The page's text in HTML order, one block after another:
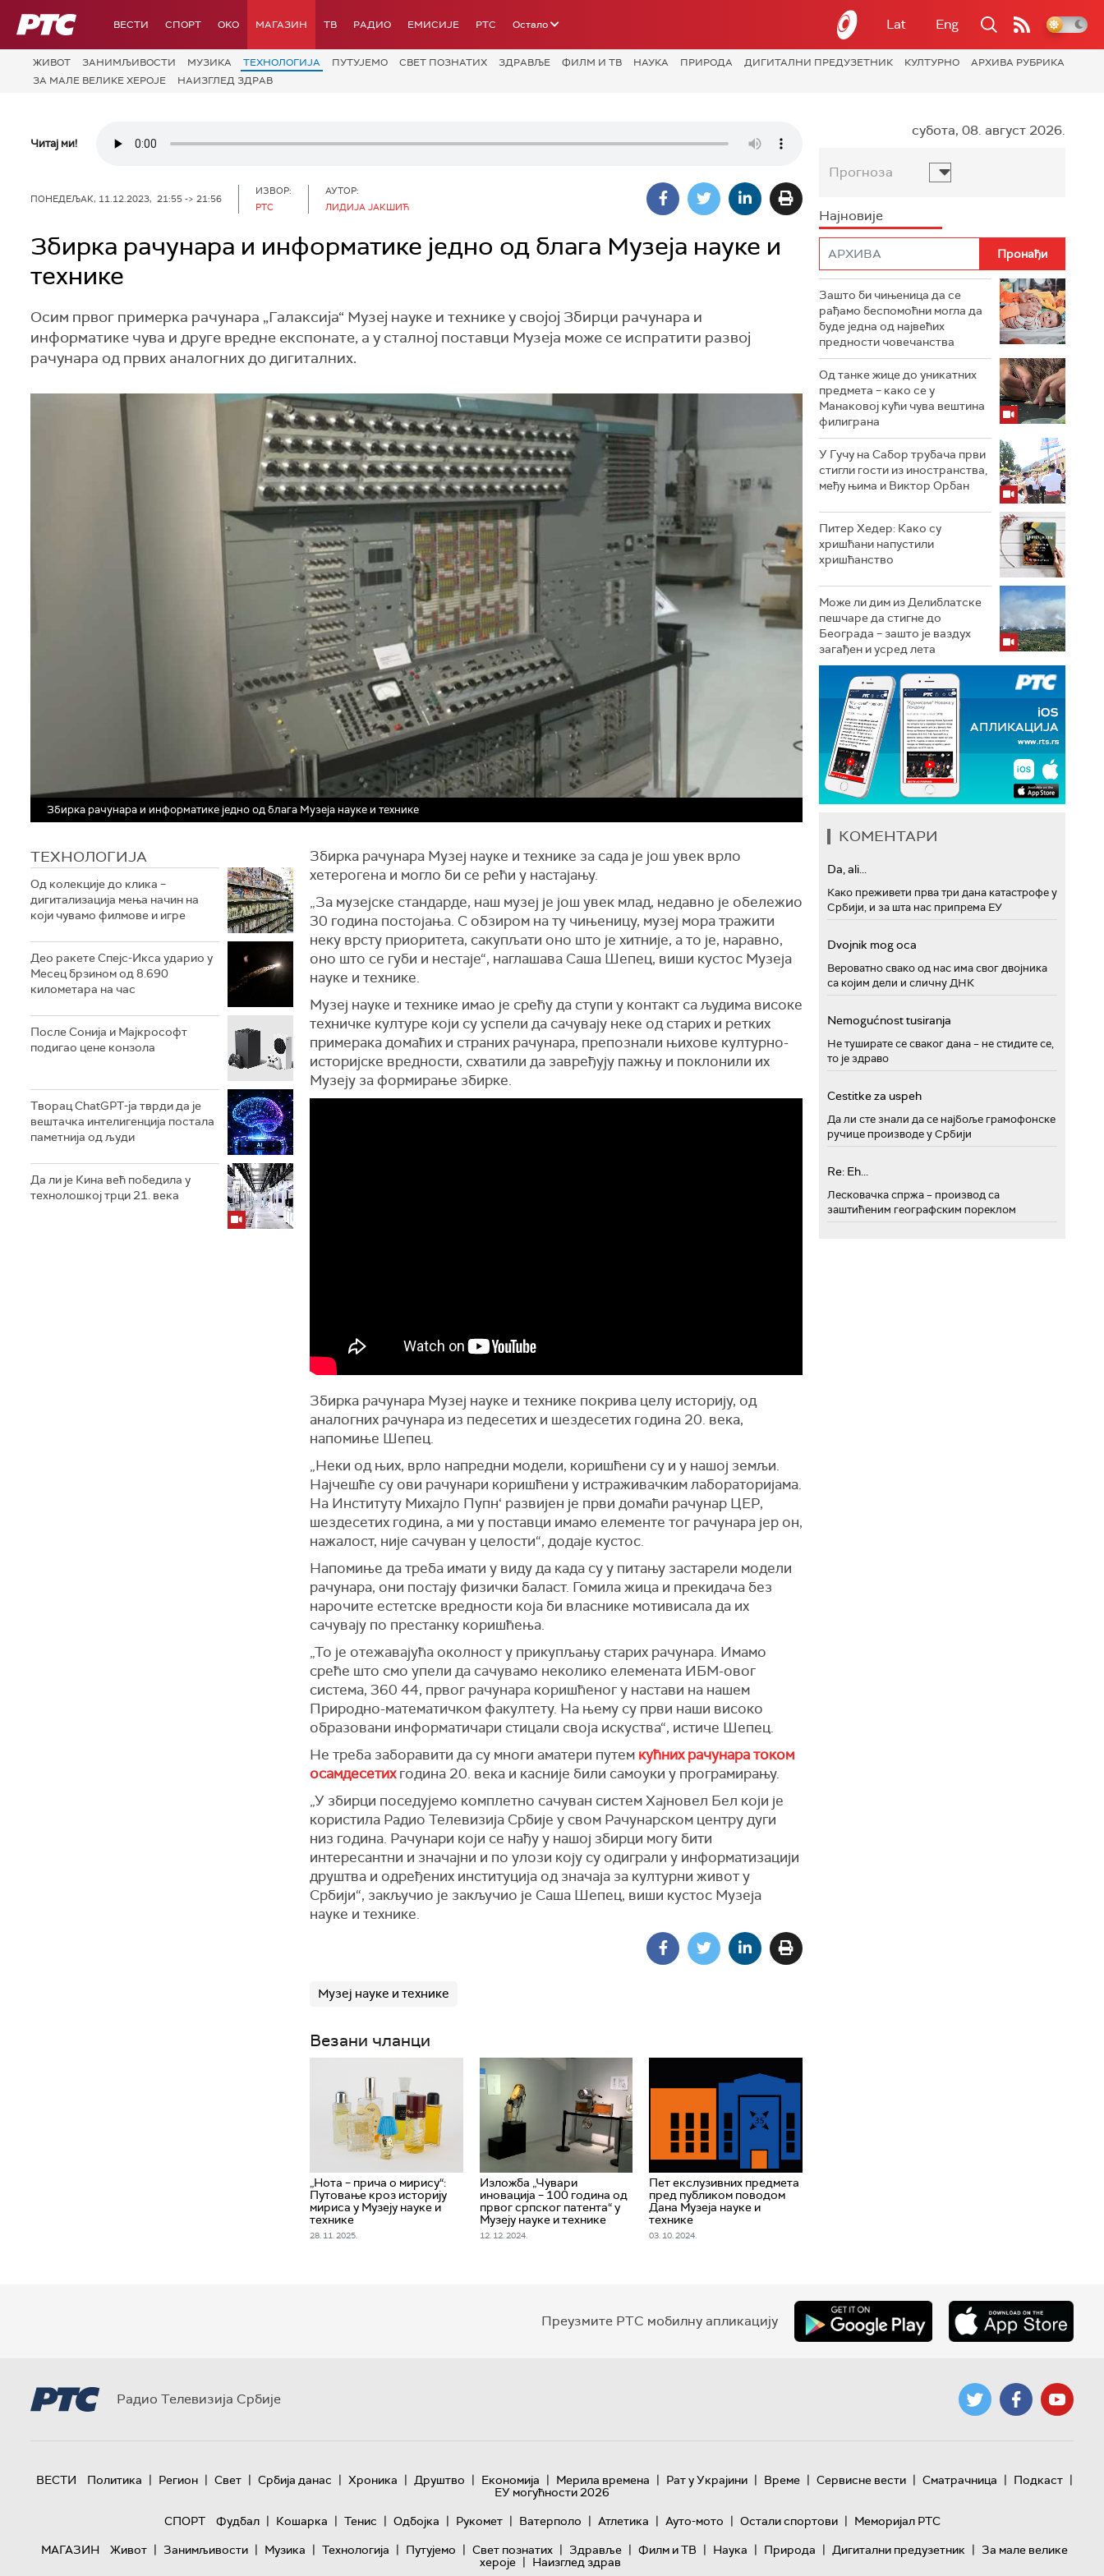
РТС ВЕСТИ СПОРТ OKO МАГАЗИН ТВ РАДИО ЕМИСИЈЕ РТС Остало Lat Eng
ЖИВОТ ЗАНИМЉИВОСТИ МУЗИКА ТЕХНОЛОГИЈA ПУТУЈЕМО СВЕТ ПОЗНАТИХ ЗДРАВЉЕ ФИЛМ И ТВ НАУКА ПРИРОДА ДИГИТАЛНИ ПРЕДУЗЕТНИК КУЛТУРНО
АРХИВА РУБРИКА
ЗА МАЛЕ ВЕЛИКЕ ХЕРОЈЕ
НАИЗГЛЕД ЗДРАВ
Читај ми!
ПОНЕДЕЉАК, 11.12.2023, 21:55 -> 21:56
ИЗВОР:
РТС
АУТОР:
ЛИДИЈА ЈАКШИЋ
Збирка рачунара и информатике једно од блага Музеја науке и
технике
Осим првог примерка рачунара „Галаксија“ Музеј науке и технике у својој Збирци рачунара и
информатике чува и друге вредне експонате, а у сталној поставци Музеја може се испратити развој
рачунара од првих аналогних до дигиталних.
Збирка рачунара и информатике једно од блага Музеја науке и технике
ТЕХНОЛОГИЈA
Од колекције до клика –
дигитализација мења начин на
који чувамо филмове и игре
Део ракете Спејс-Икса ударио у
Месец брзином од 8.690
километара на час
После Сонија и Мајкрософт
подигао цене конзола
Творац ChatGPT-ја тврди да је
вештачка интелигенција постала
паметнија од људи
Да ли је Кина већ победила у
технолошкој трци 21. века
Збирка рачунара Музеј науке и технике за сада је још увек врло
хетерогена и могло би се рећи у настајању.
„За музејске стандарде, наш музеј је још увек млад, недавно је обележио
30 година постојања. С обзиром на ту чињеницу, музеј мора тражити
неку врсту приоритета, сакупљати оно што је хитније, а то је, наравно,
оно што се губи и нестаје“, наглашава Саша Шепец, виши кустос Музеја
науке и технике.
Музеј науке и технике имао је срећу да ступи у контакт са људима високе
техничке културе који су успели да сачувају неке од старих и ретких
примерака домаћих и страних рачунара, препознали њихове културно-
историјске вредности, схватили да завређују пажњу и поклонили их
Музеју за формирање збирке.
Збирка рачунара Музеј науке и технике покрива целу историју, од
аналогних рачунара из педесетих и шездесетих година 20. века,
напомиње Шепец.
„Неки од њих, врло напредни модели, коришћени су и у нашој земљи.
Најчешће су ови рачунари коришћени у истраживачким лабораторијама.
На Институту Михајло Пупн‘ развијен је први домаћи рачунар ЦЕР,
шездесетих година, а ми у поставци имамо елементе тог рачунара јер он,
нажалост, није сачуван у целости“, додаје кустос.
Напомиње да треба имати у виду да када су у питању застарели модели
рачунара, они постају физички баласт. Гомила жица и прекидача без
нарочите естетске вредности која би власнике мотивисала да их
сачувају по престанку коришћења.
„То је отежавајућа околност у прикупљању старих рачунара. Имамо
среће што смо упели да сачувамо неколико елемената ИБМ-овог
система, 360 44, првог рачунара коришћеног у настави на нашем
Природно-математичком факултету. На њему су први наши високо
образовани информатичари стицали своја искуства“, истиче Шепец.
Не треба заборавити да су многи аматери путем кућних рачунара током
осамдесетихгодина 20. века и касније били самоуки у програмирању.
„У збирци поседујемо комплетно сачуван систем Хајновел Бел који је
користила Радио Телевизија Србије у свом Рачунарском центру дуги
низ година. Рачунари који се нађу у нашој збирци могу бити
интересантни и значајни и по улози коју су одиграли у информатизацији
друштва и одређених институција од значаја за културни живот у
Србији“, закључио је закључио је Саша Шепец, виши кустос Музеја
науке и технике.
Музеј науке и технике
Везани чланци
„Нота – прича о мирису“:
Путовање кроз историју
мириса у Музеју науке и
технике
28. 11. 2025.
Изложба „Чувари
иновација – 100 година од
првог српског патента“ у
Музеју науке и технике
12. 12. 2024.
Пет екслузивних предмета
пред публиком поводом
Дана Музеја науке и
технике
03. 10. 2024.
субота, 08. август 2026.
Прогноза
Најновије
Зашто би чињеница да се
рађамо беспомоћни могла да
буде једна од највећих
предности човечанства
Од танке жице до уникатних
предмета – како се у
Манаковој кући чува вештина
филиграна
У Гучу на Сабор трубача први
стигли гости из иностранства,
међу њима и Виктор Орбан
Питер Хедер: Како су
хришћани напустили
хришћанство
Може ли дим из Делиблатске
пешчаре да стигне до
Београда – зашто је ваздух
загађен и усред лета
КОМЕНТАРИ
Da, ali...
Како преживети прва три дана катастрофе у
Србији, и за шта нас припрема ЕУ
Dvojnik mog oca
Вероватно свако од нас има свог двојника
са којим дели и сличну ДНК
Nemogućnost tusiranja
Не туширате се сваког дана – не стидите се,
то је здраво
Cestitke za uspeh
Да ли сте знали да се најбоље грамофонске
ручице производе у Србији
Re: Eh...
Лесковачка спржа – производ са
заштићеним географским пореклом
Преузмите РТС мобилну апликацију
Радио Телевизија Србије
ВЕСТИ Политика | Регион | Свет | Србија данас | Хроника | Друштво | Економија | Мерила времена | Рат у Украјини | Време | Сервисне вести | Сматрачница | Подкаст |
ЕУ могућности 2026
СПОРТ
Фудбал | Кошарка | Тенис | Одбојка | Рукомет | Ватерполо | Атлетика | Ауто-мото | Остали спортови | Меморијал РТС
МАГАЗИН
Живот | Занимљивости | Музика | Технологијa | Путујемо | Свет познатих | Здравље | Филм и ТВ | Наука | Природа | Дигитални предузетник | За мале велике
хероје | Наизглед здрав